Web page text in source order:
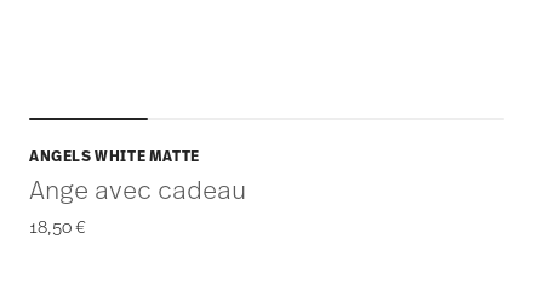
ANGELS WHITE MATTE
Ange avec cadeau
18,50 €